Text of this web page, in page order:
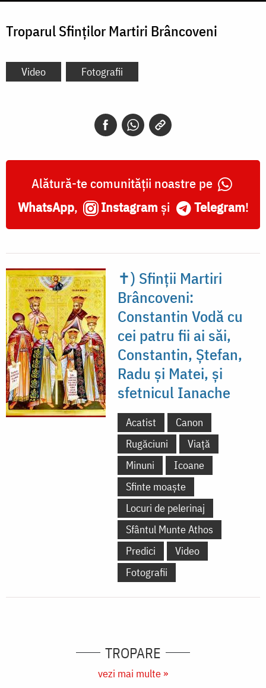
Troparul Sfinților Martiri Brâncoveni
Video Fotografii
Alătură-te comunității noastre pe
WhatsApp, Instagram și Telegram!
✝) Sfinții Martiri
Brâncoveni:
Constantin Vodă cu
cei patru fii ai săi,
Constantin, Ștefan,
Radu și Matei, și
sfetnicul Ianache
Acatist
Canon
Rugăciuni
Viață
Minuni
Icoane
Sfinte moaște
Locuri de pelerinaj
Sfântul Munte Athos
Predici
Video
Fotografii
TROPARE
vezi mai multe »